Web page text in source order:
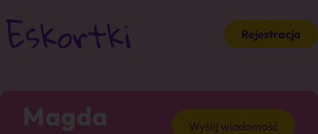
Rejestracja
Magda Wyślij wiadomość